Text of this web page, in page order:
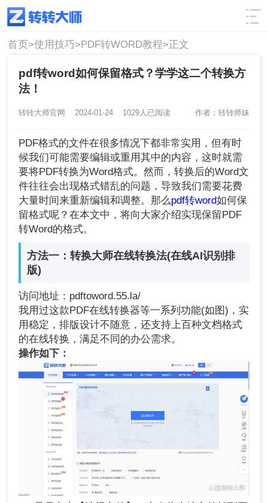
使用技巧 筛选
首页>使用技巧>PDF转WORD教程>正文
pdf转word如何保留格式？学学这二个转换方
法！
转转大师官网 2024-01-24 1029人已阅读 作者：转转师妹
PDF格式的文件在很多情况下都非常实用，但有时
候我们可能需要编辑或重用其中的内容，这时就需
要将PDF转换为Word格式。然而，转换后的Word文
件往往会出现格式错乱的问题，导致我们需要花费
大量时间来重新编辑和调整。那么pdf转word如何保
留格式呢？在本文中，将向大家介绍实现保留PDF
转Word的格式。
方法一：转换大师在线转换法(在线AI识别排
版)
访问地址：pdftoword.55.la/
我用过这款PDF在线转换器等一系列功能(如图)，实
用稳定，排版设计不随意，还支持上百种文档格式
的在线转换，满足不同的办公需求。
操作如下：